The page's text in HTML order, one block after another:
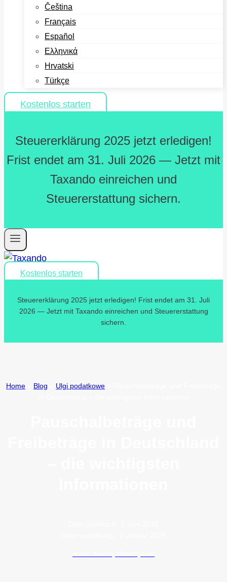
Čeština
Français
Español
Ελληνικά
Hrvatski
Türkçe
Kostenlos starten
Steuererklärung 2025 jetzt erledigen!
Frist endet am 31. Juli 2026 — Jetzt mit
Taxando einreichen und
Steuererstattung sichern.
Kostenlos starten
Steuererklärung 2025 jetzt erledigen! Frist endet am 31. Juli
2026 — Jetzt mit Taxando einreichen und Steuererstattung
sichern.
Home Blog Ulgi podatkowe